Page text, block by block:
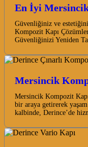
En İyi
Güvenliğiniz ve
Kompozit Kapı
Güvenliğinizi Yeniden
Mersincik
Mersincik Kompozit
bir araya getirerek
kalbinde, Derince’de